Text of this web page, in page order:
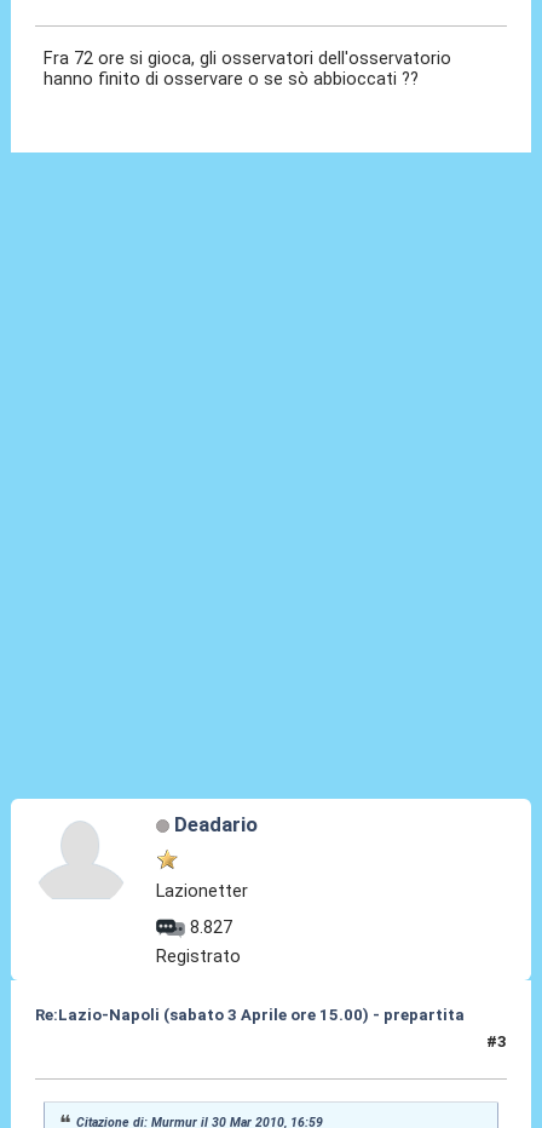
Fra 72 ore si gioca, gli osservatori dell'osservatorio
hanno finito di osservare o se sò abbioccati ??
Deadario
Lazionetter
8.827
Registrato
Re:Lazio-Napoli (sabato 3 Aprile ore 15.00) - prepartita
#3
Citazione di: Murmur il 30 Mar 2010, 16:59